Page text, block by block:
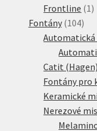
Frontline 1 1
Fontány 104104
Catit
Fontány pro
Keramické
Nerezové